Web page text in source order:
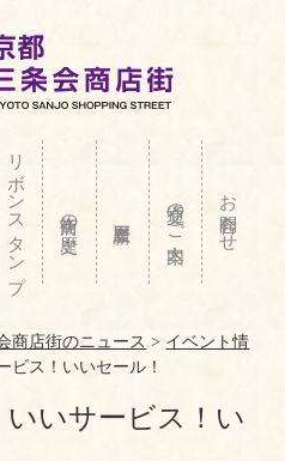
リボンスタンプ 商店街の歴史 交通のご案内 お問合わせ
商店街のニュース > イベント情
ビス！いいセール！
いいサービス！い